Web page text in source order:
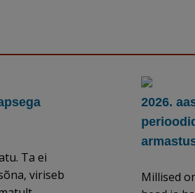
Ta ei
viriseb
2026.
Millised